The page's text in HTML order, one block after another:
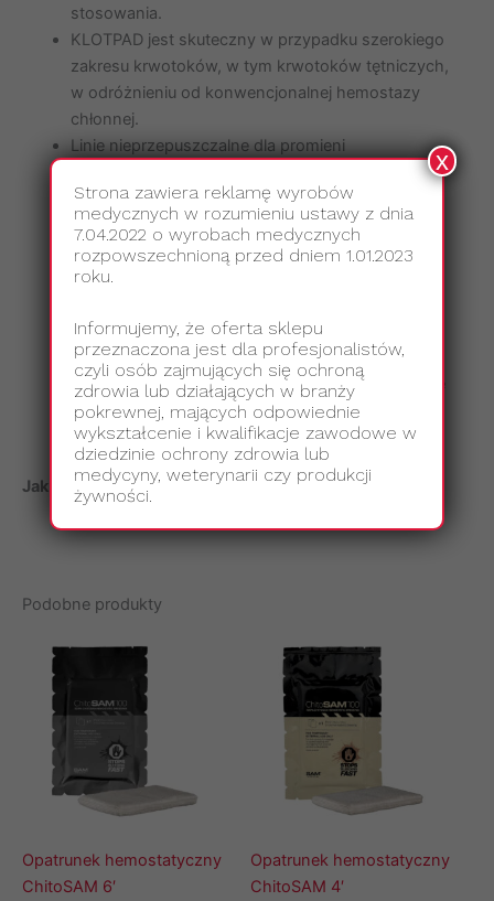
stosowania.
KLOTPAD jest skuteczny w przypadku szerokiego
zakresu krwotoków, w tym krwotoków tętniczych,
w odróżnieniu od konwencjonalnej hemostazy
chłonnej.
Linie nieprzepuszczalne dla promieni
rentgenowskich przymocowane do powierzchni
produktu ułatwiają jego identyfikację na zdjęciu
rentgenowskim, co wspomaga usunięcie po
zakończeniu hemostazy.
Sterylne opakowanie zapewnia pełną sterylność,
uszkodzone. Stosowanie nie wiąże się z ryzykiem
zakażenia krzyżowego.
Międzynarodowa instrukcja użytkowania w formie
czytelnych piktogramów znajduje się na
opakowaniu.
Jak stosować KLOTPAD?
Podobne produkty
Opatrunek hemostatyczny
ChitoSAM 6′
Opatrunek hemostatyczny
ChitoSAM 4′
Strona zawiera reklamę wyrobów
medycznych w rozumieniu ustawy z dnia
7.04.2022 o wyrobach medycznych
rozpowszechnioną przed dniem 1.01.2023
roku.
Informujemy, że oferta sklepu
przeznaczona jest dla profesjonalistów,
czyli osób zajmujących się ochroną
zdrowia lub działających w branży
pokrewnej, mających odpowiednie
wykształcenie i kwalifikacje zawodowe w
dziedzinie ochrony zdrowia lub
medycyny, weterynarii czy produkcji
żywności.
x